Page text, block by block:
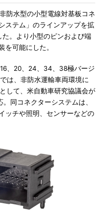
防水型の小型電線対基板コネ
ステム」のラインアップを拡
。より小型のピンおよび端
を可能にした。
、20、24、34、38極バージ
は、非防水運輸車両環境に
して、米自動車研究協議会が
同コネクターシステムは、
ッチや照明、センサーなどの